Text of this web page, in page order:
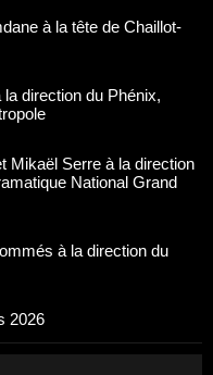
direction du Phénix,
Serre à la direction
National Grand
à la direction du
les lauréats 2026 !